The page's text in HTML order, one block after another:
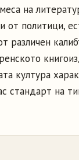
на
от политици,
различен
култура
на